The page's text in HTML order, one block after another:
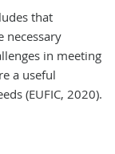
that
necessary
in meeting
a useful
(EUFIC, 2020).